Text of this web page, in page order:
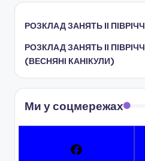
РОЗКЛАД ЗАНЯТЬ IІ
РОЗКЛАД ЗАНЯТЬ IІ
(ВЕСНЯНІ КАНІКУЛИ)
Ми у соцмережах